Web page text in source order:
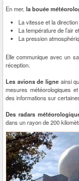
En mer, la bouée
La vitesse et la
La température de l’air
La pression
Elle communique avec un
réception.
Les avions de ligne ainsi
mesures météorologiques
des informations sur
Des radars
dans un rayon de 200